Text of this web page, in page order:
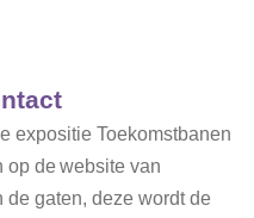
expositie Toekomstbanen
op de website van
de gaten, deze wordt de